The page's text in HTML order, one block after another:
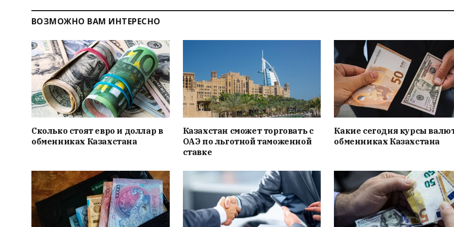
ВОЗМОЖНО ВАМ ИНТЕРЕСНО
Сколько стоят евро и доллар в
обменниках Казахстана
Казахстан сможет торговать с
ОАЭ по льготной таможенной
ставке
Какие сегодня курсы
обменниках Казахстана